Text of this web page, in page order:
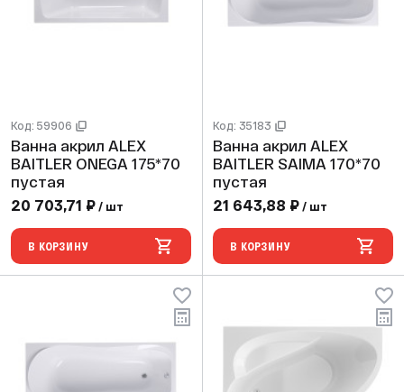
Код: 59906
Ванна акрил ALEX
BAITLER ONEGA 175*70
пустая
20 703,71 ₽ / шт
В КОРЗИНУ
Код: 35183
Ванна акрил ALEX
BAITLER SAIMA 170*70
пустая
21 643,88 ₽ / шт
В КОРЗИНУ